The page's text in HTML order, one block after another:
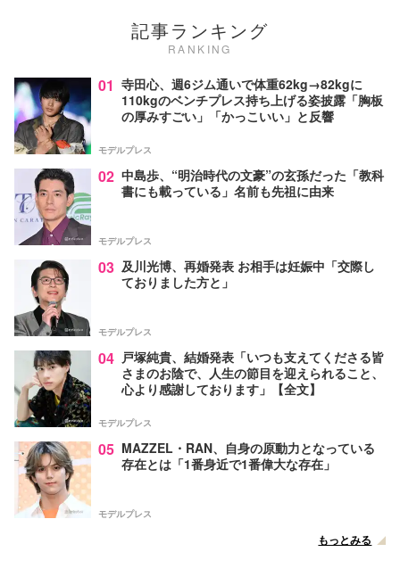
記事ランキング
RANKING
01 寺田心、週6ジム通いで体重62kg→82kgに
110kgのベンチプレス持ち上げる姿披露「胸板
の厚みすごい」「かっこいい」と反響
モデルプレス
02 中島歩、“明治時代の文豪”の玄孫だった「教科
書にも載っている」名前も先祖に由来
モデルプレス
03 及川光博、再婚発表 お相手は妊娠中「交際し
ておりました方と」
モデルプレス
04 戸塚純貴、結婚発表「いつも支えてくださる皆
さまのお陰で、人生の節目を迎えられること、
心より感謝しております」【全文】
モデルプレス
05 MAZZEL・RAN、自身の原動力となっている
存在とは「1番身近で1番偉大な存在」
モデルプレス
もっとみる